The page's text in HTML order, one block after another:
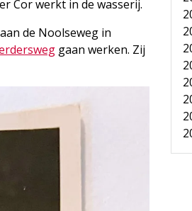
Cor werkt in de wasserij.
de Noolseweg in
gaan werken. Zij